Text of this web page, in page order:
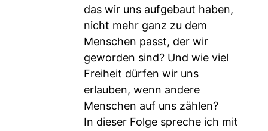
das wir uns aufgebaut haben,
nicht mehr ganz zu dem
Menschen passt, der wir
geworden sind? Und wie viel
Freiheit dürfen wir uns
erlauben, wenn andere
Menschen auf uns zählen?
In dieser Folge spreche ich mit